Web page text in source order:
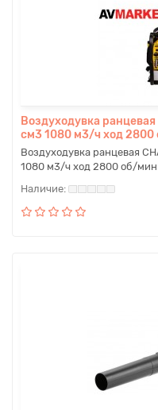
Воздуходувка
см3 1080 м3/ч ход 2800
Воздуходувка ранцевая
1080 м3/ч ход 2800 об/